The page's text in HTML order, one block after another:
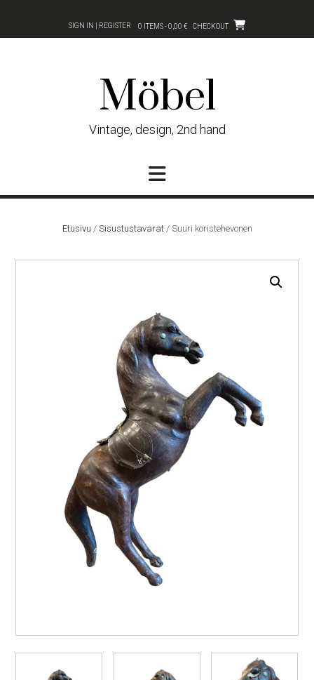
content
SIGN IN | REGISTER 0 ITEMS - 0,00 € CHECKOUT
Möbel
Vintage, design, 2nd hand
Etusivu / Sisustustavarat/ Suuri koristehevonen